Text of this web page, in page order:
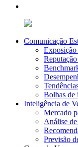
Comunicação
Exposição
Bolhas de
Inteligência de
Mercado
Análise
Previsão